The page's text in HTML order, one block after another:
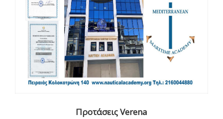
Προτάσεις Verena